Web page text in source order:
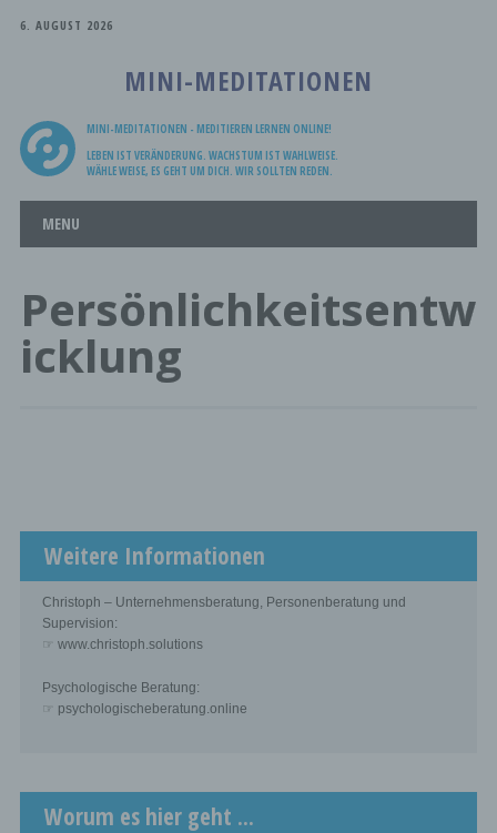
6. AUGUST 2026
MINI-MEDITATIONEN
MINI-MEDITATIONEN - MEDITIEREN LERNEN ONLINE!
LEBEN IST VERÄNDERUNG. WACHSTUM IST WAHLWEISE.
WÄHLE WEISE, ES GEHT UM DICH. WIR SOLLTEN REDEN.
Main menu
MENU
Persönlichkeitsentw
icklung
Weitere Informationen
Christoph – Unternehmensberatung, Personenberatung und
Supervision:
☞ www.christoph.solutions
Psychologische Beratung:
☞ psychologischeberatung.online
Worum es hier geht ...